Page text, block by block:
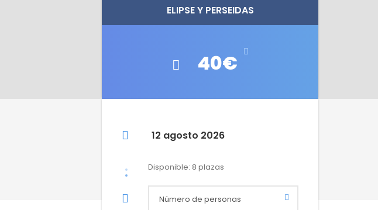
ELIPSE Y PERSEIDAS
40€
12 agosto 2026
Disponible: 8 plazas